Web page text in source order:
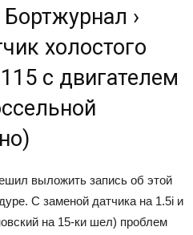
›
холостого
с двигателем
выложить запись об этой
С заменой датчика на 1.5i и
на 15-ки шел) проблем